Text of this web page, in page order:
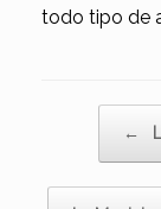
todo tipo de
←